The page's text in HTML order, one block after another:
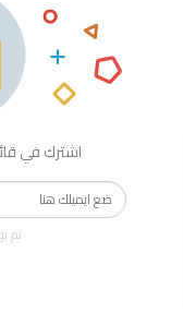
اشترك في
تم